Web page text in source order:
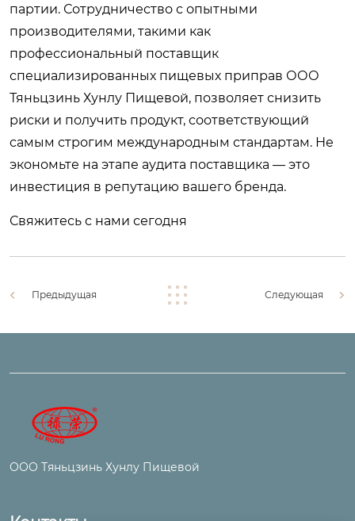
партии. Сотрудничество с опытными
производителями, такими как
профессиональный поставщик
специализированных пищевых приправ ООО
Тяньцзинь Хунлу Пищевой, позволяет снизить
риски и получить продукт, соответствующий
самым строгим международным стандартам. Не
экономьте на этапе аудита поставщика — это
инвестиция в репутацию вашего бренда.
Свяжитесь с нами сегодня
Предыдущая Следующая
ООО Тяньцзинь Хунлу Пищевой